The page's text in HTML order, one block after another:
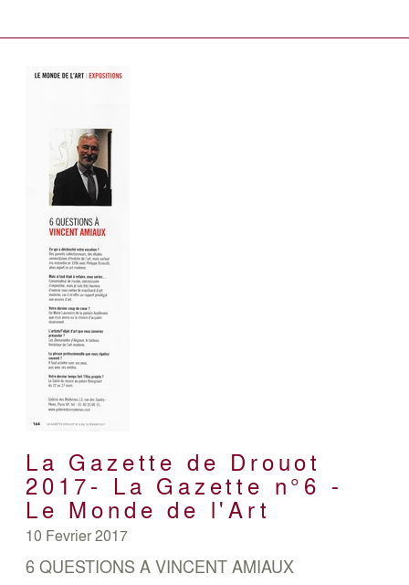
La Gazette de Drouot
2017- La Gazette n°6 -
Le Monde de l'Art
10 Fevrier 2017
6 QUESTIONS A VINCENT AMIAUX